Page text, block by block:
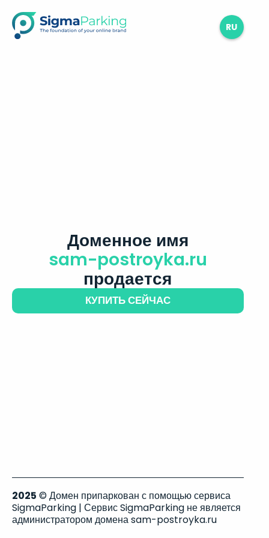
RU
Доменное имя
sam-postroyka.ru
продается
КУПИТЬ СЕЙЧАС
2025 © Домен припаркован с помощью сервиса
SigmaParking | Сервис SigmaParking не является
администратором домена sam-postroyka.ru